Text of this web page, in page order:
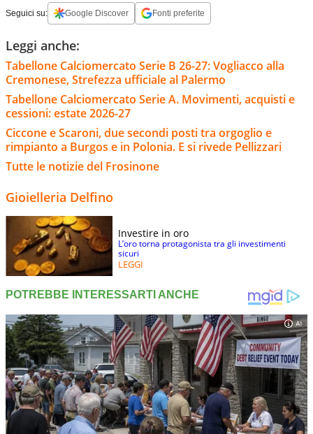
Seguici su: Google Discover Fonti preferite
Leggi anche:
Tabellone Calciomercato Serie B 26-27: Vogliacco alla
Cremonese, Strefezza ufficiale al Palermo
Tabellone Calciomercato Serie A. Movimenti, acquisti e
cessioni: estate 2026-27
Ciccone e Scaroni, due secondi posti tra orgoglio e
rimpianto a Burgos e in Polonia. E si rivede Pellizzari
Tutte le notizie del Frosinone
Gioielleria Delfino
Investire in oro
L’oro torna protagonista tra gli investimenti
sicuri
LEGGI